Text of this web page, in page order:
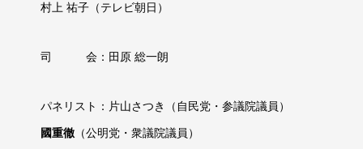
村上 祐子（テレビ朝日）
司 会：田原 総一朗
パネリスト：片山さつき（自民党・参議院議員）
國重徹 （公明党・衆議院議員）